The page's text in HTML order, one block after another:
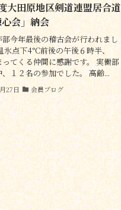
大田原地区剣道連盟居合道
会」納会
今年最後の稽古会が行われまし
氷点下4°C前後の午後６時半、
てくる仲間に感謝です。 実働部
１２名の参加でした。 高齢...
27日 会員ブログ